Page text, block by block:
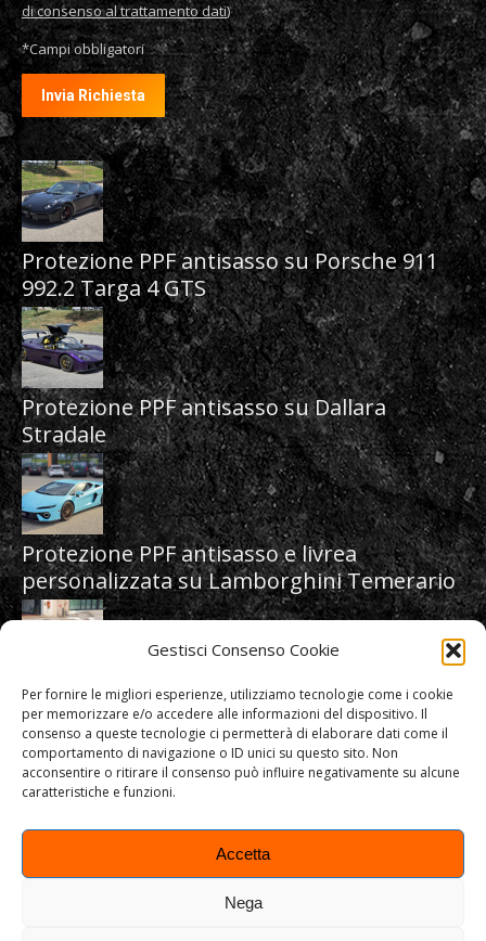
Gestisci Consenso Cookie
Per fornire le migliori esperienze, utilizziamo tecnologie come i cookie
per memorizzare e/o accedere alle informazioni del dispositivo. Il
consenso a queste tecnologie ci permetterà di elaborare dati come il
comportamento di navigazione o ID unici su questo sito. Non
acconsentire o ritirare il consenso può influire negativamente su alcune
caratteristiche e funzioni.
Accetta
Nega
di consenso al trattamento dati)
*Campi obbligatori
Protezione PPF antisasso su Porsche 911
992.2 Targa 4 GTS
Protezione PPF antisasso su Dallara
Stradale
Protezione PPF antisasso e livrea
personalizzata su Lamborghini Temerario
Protezione PPF antisasso e livrea
personalizzata su Ferrari 296 GTB Assetto
Fiorano